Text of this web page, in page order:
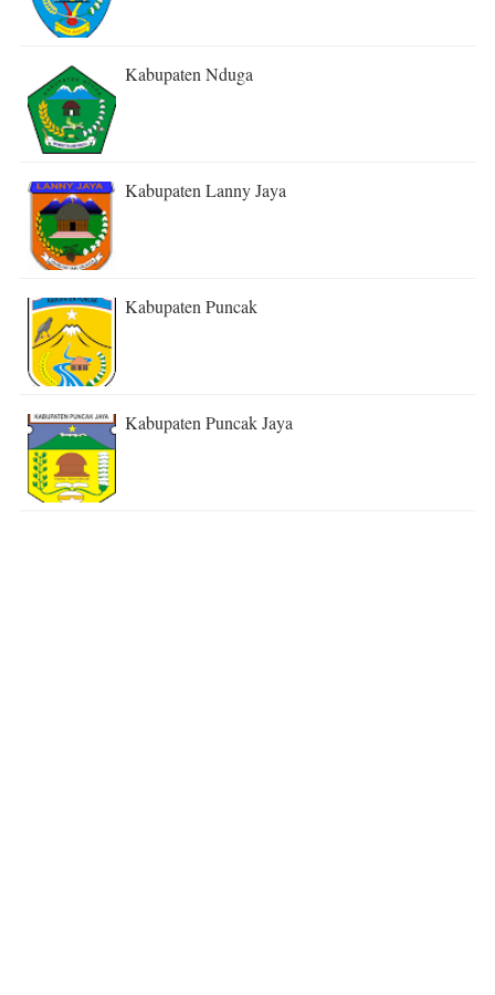
Kabupaten Nduga
Kabupaten Lanny Jaya
Kabupaten Puncak
Kabupaten Puncak Jaya